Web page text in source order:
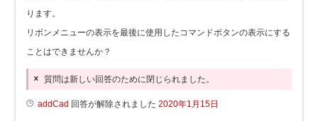
ります。
リボンメニューの表示を最後に使用したコマンドボタンの表示にする
ことはできませんか？
質問は新しい回答のために閉じられました。
addCad 回答が解除されました 2020年1月15日